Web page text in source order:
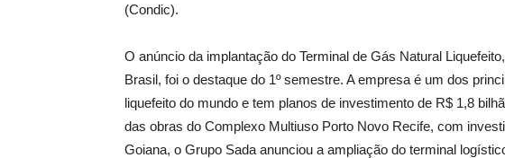
(Condic).
O anúncio da implantação do Terminal de Gás Natural
Brasil, foi o destaque do 1º semestre. A empresa é um dos
liquefeito do mundo e tem planos de investimento de R$ 1,8
das obras do Complexo Multiuso Porto Novo Recife, com
Goiana, o Grupo Sada anunciou a ampliação do terminal